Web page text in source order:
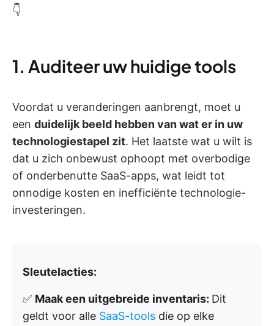
👇
1. Auditeer uw huidige tools
Voordat u veranderingen aanbrengt, moet u
een duidelijk beeld hebben van wat er in uw
technologiestapel zit. Het laatste wat u wilt is
dat u zich onbewust ophoopt met overbodige
of onderbenutte SaaS-apps, wat leidt tot
onnodige kosten en inefficiënte technologie-
investeringen.
Sleutelacties:
✅ Maak een uitgebreide inventaris: Dit
geldt voor alle SaaS-tools die op elke